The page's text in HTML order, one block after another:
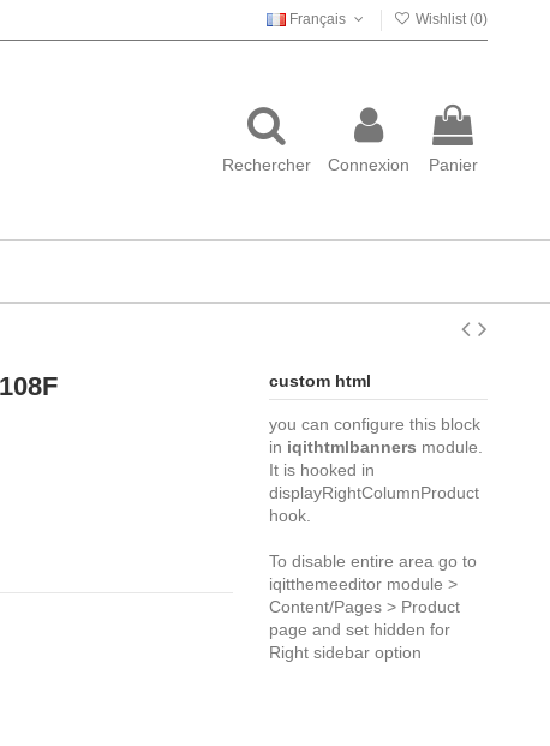
Français Wishlist (0)
Rechercher Connexion Panier
custom html
you can configure this block
in iqithtmlbanners module.
It is hooked in
displayRightColumnProduct
hook.
To disable entire area go to
iqitthemeeditor module >
Content/Pages > Product
page and set hidden for
Right sidebar option